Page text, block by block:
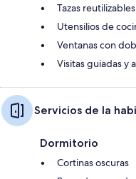
Tazas reutilizables
Utensilios de
Ventanas con
Visitas guiadas y
Servicios de la
Dormitorio
Cortinas oscuras